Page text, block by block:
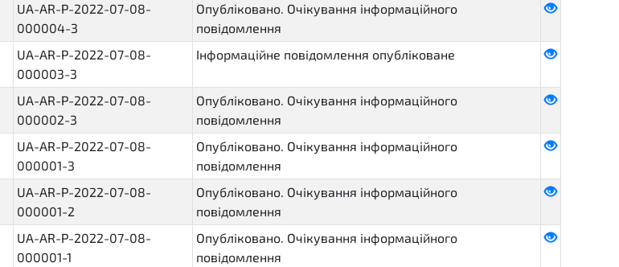
UA-AR-P-2022-07-08-
000004-3
Опубліковано. Очікування інформаційного
повідомлення
UA-AR-P-2022-07-08-
000003-3
Інформаційне повідомлення опубліковане
UA-AR-P-2022-07-08-
000002-3
Опубліковано. Очікування інформаційного
повідомлення
UA-AR-P-2022-07-08-
000001-3
Опубліковано. Очікування інформаційного
повідомлення
UA-AR-P-2022-07-08-
000001-2
Опубліковано. Очікування інформаційного
повідомлення
UA-AR-P-2022-07-08-
000001-1
Опубліковано. Очікування інформаційного
повідомлення